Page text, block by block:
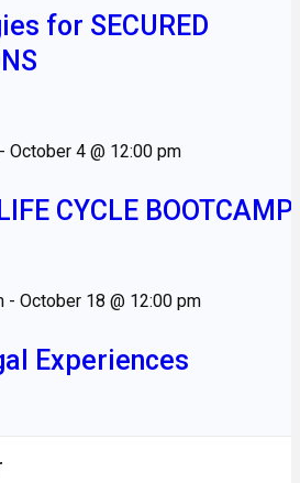
for SECURED
- October 4 @ 12:00 pm
CYCLE BOOTCAMP
- October 18 @ 12:00 pm
Experiences